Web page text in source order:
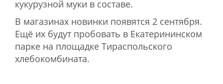
кукурузной муки в составе.
В магазинах новинки появятся 2 сентября.
Ещё их будут пробовать в Екатерининском
парке на площадке Тираспольского
хлебокомбината.